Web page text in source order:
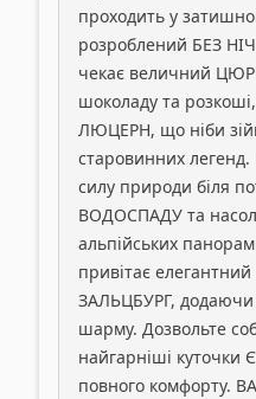
проходить у
розроблений БЕЗ
чекає величний
шоколаду та
ЛЮЦЕРН, що ніби
старовинних легенд.
силу природи біля
ВОДОСПАДУ та
альпійських
привітає елегантний
ЗАЛЬЦБУРГ, додаючи
шарму. Дозвольте
найгарніші куточки
повного комфорту.